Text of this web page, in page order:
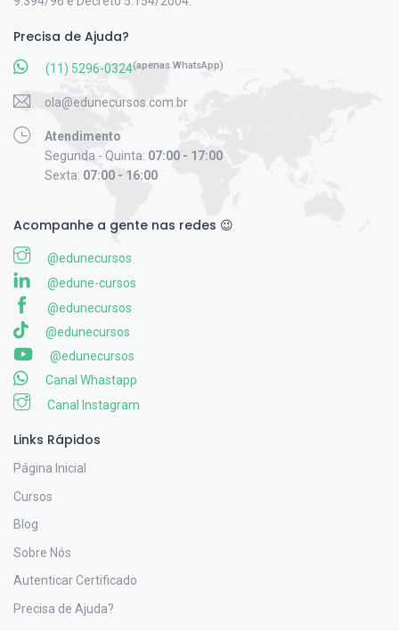
Precisa de Ajuda?
(11) 5296-0324(apenas WhatsApp)
ola@edunecursos.com.br
Atendimento
Segunda - Quinta: 07:00 - 17:00
Sexta: 07:00 - 16:00
Acompanhe a gente nas redes 😉
@edunecursos
@edune-cursos
@edunecursos
@edunecursos
@edunecursos
Canal Whastapp
Canal Instagram
Links Rápidos
Página Inicial
Cursos
Blog
Sobre Nós
Autenticar Certificado
Precisa de Ajuda?